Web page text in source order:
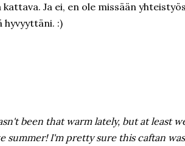
Ja ei, en ole missään
hyvyyttäni. :)
been that warm lately, but at least
summer! I'm pretty sure this caftan